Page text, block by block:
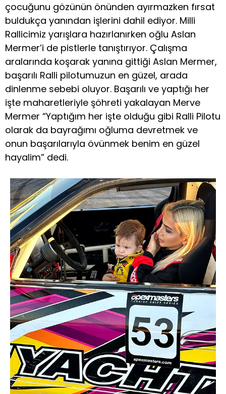
çocuğunu gözünün önünden ayırmazken fırsat
buldukça yanından işlerini dahil ediyor. Milli
Rallicimiz yarışlara hazırlanırken oğlu Aslan
Mermer’i de pistlerle tanıştırıyor. Çalışma
aralarında koşarak yanına gittiği Aslan Mermer,
başarılı Ralli pilotumuzun en güzel, arada
dinlenme sebebi oluyor. Başarılı ve yaptığı her
işte maharetleriyle şöhreti yakalayan Merve
Mermer “Yaptığım her işte olduğu gibi Ralli Pilotu
olarak da bayrağımı oğluma devretmek ve
onun başarılarıyla övünmek benim en güzel
hayalim” dedi.